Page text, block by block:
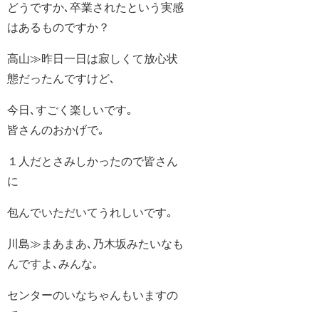
どうですか､卒業されたという実感
はあるものですか？
高山≫昨日一日は寂しくて放心状
態だったんですけど､
今日､すごく楽しいです｡
皆さんのおかげで｡
１人だとさみしかったので皆さん
に
包んでいただいてうれしいです｡
川島≫まあまあ､乃木坂みたいなも
んですよ､みんな｡
センターのいなちゃんもいますの